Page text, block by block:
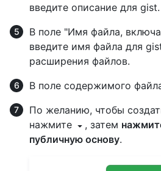
введите описание для gist.
В поле "Имя файла,
введите имя файла для
расширения файлов.
В поле содержимого
По желанию, чтобы
нажмите
, затем
публичную основу.